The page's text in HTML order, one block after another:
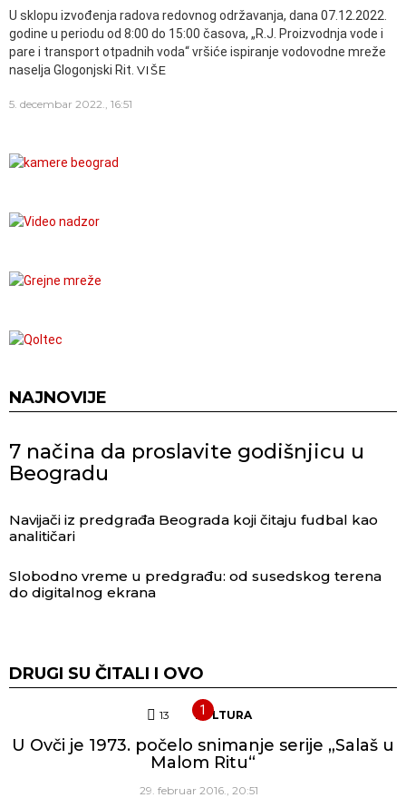
U sklopu izvođenja radova redovnog održavanja, dana 07.12.2022.
godine u periodu od 8:00 do 15:00 časova, „R.J. Proizvodnja vode i
pare i transport otpadnih voda“ vršiće ispiranje vodovodne mreže
naselja Glogonjski Rit. VIŠE
5. decembar 2022., 16:51
NAJNOVIJE
7 načina da proslavite godišnjicu u
Beogradu
Navijači iz predgrađa Beograda koji čitaju fudbal kao
analitičari
Slobodno vreme u predgrađu: od susedskog terena
do digitalnog ekrana
DRUGI SU ČITALI I OVO
13 Komentara
KULTURA
U Ovči je 1973. počelo snimanje serije „Salaš u
Malom Ritu“
29. februar 2016., 20:51